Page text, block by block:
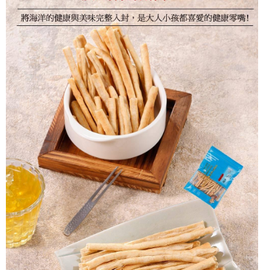
【注意事項】
1.本服務係由「台灣大哥大股份有限公司」（以下簡稱本公司）所提供，讓
用戶於交易時，得透過本服務購買商品或服務，並由商店將買賣／分期付款
買賣價金債權讓與本公司後，依約使用本公司帳單繳交帳款。
2.基於同意付款使用「大哥付你分期」之契約關係目的，商店將以您的個人
資料（包含姓名、電話或地址）提供予台灣大哥大進項蒐集、處理及利用，
由本公司與您本人進行分期帳單所需資料之確認、核對及更正。
3.完整用戶服務條款，請詳閱以下連結：https://oppay.tw/userRule
３．收到繳費通知簡訊後14天內，點擊此簡訊中的連結，可透過四大超商／
ATM／網路銀行／等多元方式進行付款，方視為交易完成。
※ 請注意：結帳手續完成當下不需立刻繳費，但若您需要取消訂單，請聯絡
購買商品的店家。未經商家同意取消之訂單仍視為有效，需透過AFTEE先享
後付繳納相關費用。
※ 交易是否成功請以「AFTEE先享後付 」之結帳頁面顯示為準，若有關於
是否繳費成功／繳費後需取消欲退款等相關疑問，請聯繫「AFTEE先享後付
客戶支援中心」https://netprotections.freshdesk.com/support/home
【注意事項】
１．透過由恩沛科技股份有限公司提供之「AFTEE先享後付」服務完成之交
易，需依本服務之必要範圍內提供個人資料，並將交易相關給付款項請求債
權轉讓予恩沛科技股份有限公司。
２．關於個人資料處理事宜，請瀏覽以下網址：
https://aftee.tw/terms/#terms3
３．未成年的使用者請事先徵得法定代理人或監護人之同意方可使用
「AFTEE先享後付」，若未經同意申辦者引起之損失，本公司不負相關責
任。
４．使用「AFTEE先享後付」時，將依據個別帳號之用戶狀況，依本公司即
時審查核予不同之上限額度；若仍有額度不足之情形，本公司將視審查結果
請求用戶進行身份認證。
５．嚴禁一人註冊多個帳號或使用他人資訊註冊。若發現惡意使用之情形，
恩沛科技股份有限公司將有權停止該用戶之使用額度並採取法律行動。